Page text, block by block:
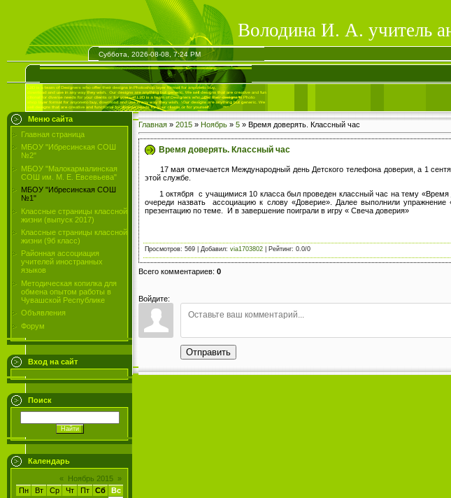
Володина И. А. учитель
Суббота, 2026-08-08, 7:24 PM
Меню сайта
Главная страница
МБОУ "Ибресинская СОШ
№2"
МБОУ "Малокармалинская
СОШ им. М. Е. Евсевьева"
МБОУ "Ибресинская СОШ
№1"
Классные страницы классной
жизни (выпуск 2017)
Классные страницы классной
жизни (9б класс)
Районная ассоциация
учителей иностранных
языков
Методическая копилка для
обмена опытом работы в
Чувашской Республике
Объявления
Форум
Вход на сайт
Поиск
Календарь
« Ноябрь 2015 »
Пн
Вт Ср Чт Пт Сб
Вс
Главная » 2015 » Ноябрь » 5 » Время доверять. Классный час
Время доверять. Классный час
17 мая отмечается Международный день Детского телефона доверия, а 1
этой службе.
1 октября с учащимися 10 класса был проведен классный час на тему «Время
очереди назвать ассоциацию к слову «Доверие». Далее выполнили
презентацию по теме. И в завершение поиграли в игру « Свеча доверия»
Просмотров: 569 Добавил: via1703802 Рейтинг: 0.0/0
Всего комментариев: 0
Войдите:
Отправить